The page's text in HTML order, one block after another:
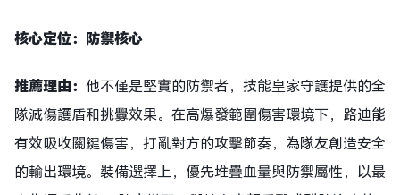
核心定位：防禦核心
推薦理由： 他不僅是堅實的防禦者，技能皇家守護提供的全
隊減傷護盾和挑釁效果。在高爆發範圍傷害環境下，路迪能
有效吸收關鍵傷害，打亂對方的攻擊節奏，為隊友創造安全
的輸出環境。裝備選擇上，優先堆疊血量與防禦屬性，以最